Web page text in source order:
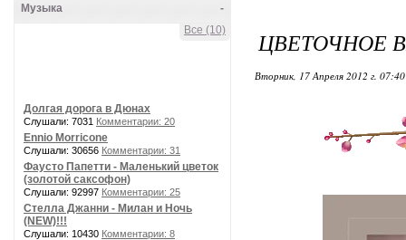
-
Музыка
Все (10)
Долгая дорога в Дюнах
Слушали: 7031 Комментарии: 20
Ennio Morricone
Слушали: 30656 Комментарии: 31
Фаусто Папетти - Маленький цветок
(золотой саксофон)
Слушали: 92997 Комментарии: 25
Стелла Джанни - Милан и Ночь
(NEW)!!!
Слушали: 10430 Комментарии: 8
ЦВЕТОЧНОЕ
Вторник, 17 Апреля 2012 г.